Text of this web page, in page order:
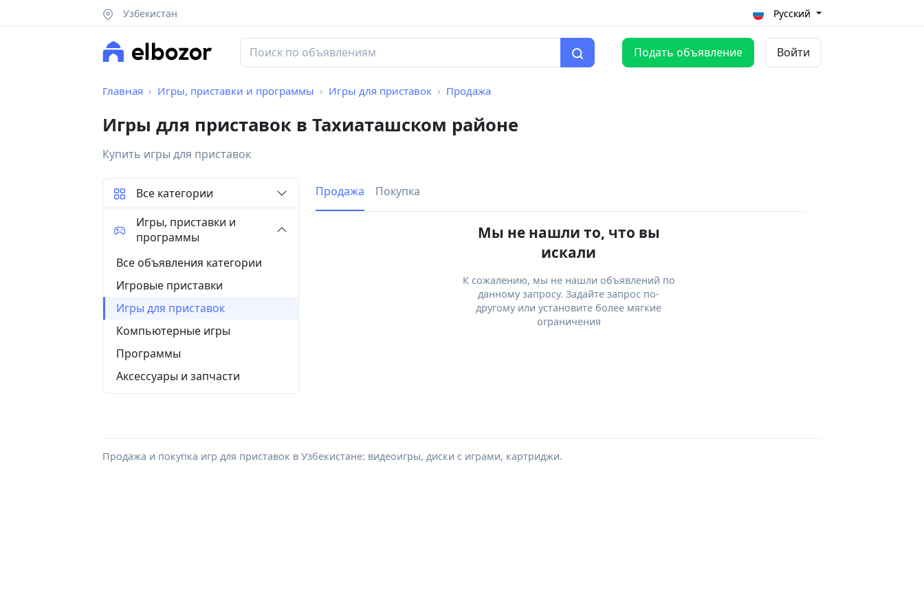
Узбекистан Русский
Подать объявление Войти
Главная Игры, приставки и программы Игры для приставок Продажа
Игры для приставок в Тахиаташском районе
Купить игры для приставок
Продажа Покупка
Мы не нашли то, что вы
искали
К сожалению, мы не нашли объявлений по
данному запросу. Задайте запрос по-
другому или установите более мягкие
ограничения
Все категории
Игры, приставки и
программы
Все объявления категории
Игровые приставки
Игры для приставок
Компьютерные игры
Программы
Аксессуары и запчасти
Продажа и покупка игр для приставок в Узбекистане: видеоигры, диски с играми, картриджи.